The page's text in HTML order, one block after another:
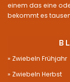
einem das eine
bekommt es
Zwiebeln Frühjahr
Zwiebeln Herbst